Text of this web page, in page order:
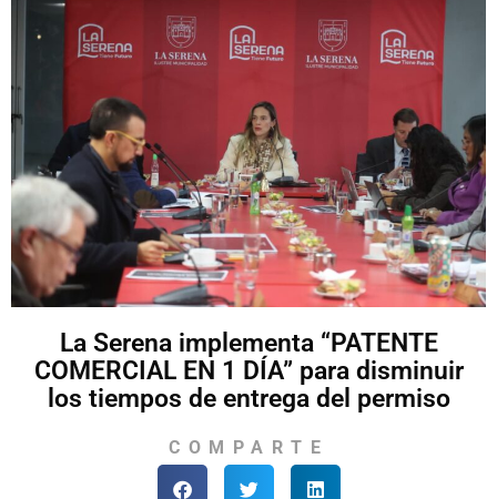
La Serena implementa “PATENTE
COMERCIAL EN 1 DÍA” para disminuir
los tiempos de entrega del permiso
COMPARTE